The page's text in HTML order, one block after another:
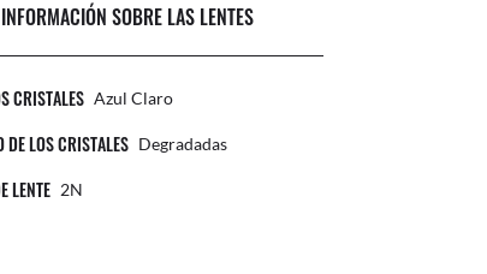
INFORMACIÓN SOBRE LAS LENTES
CRISTALES Azul Claro
DE LOS CRISTALES Degradadas
LENTE 2N